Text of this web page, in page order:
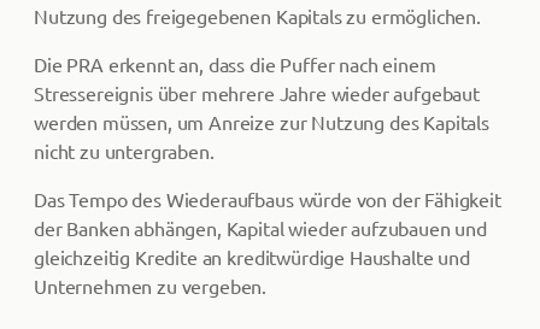
Nutzung des freigegebenen Kapitals zu ermöglichen.
Die PRA erkennt an, dass die Puffer nach einem
Stressereignis über mehrere Jahre wieder aufgebaut
werden müssen, um Anreize zur Nutzung des Kapitals
nicht zu untergraben.
Das Tempo des Wiederaufbaus würde von der Fähigkeit
der Banken abhängen, Kapital wieder aufzubauen und
gleichzeitig Kredite an kreditwürdige Haushalte und
Unternehmen zu vergeben.